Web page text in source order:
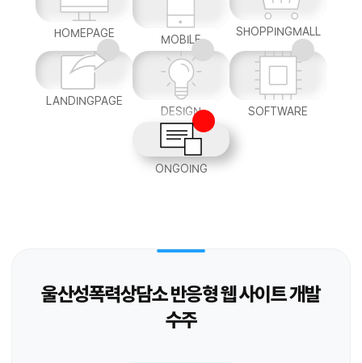
HOMEPAGE MOBILE
SHOPPINGMALL
LANDINGPAGE
DESIGN
SOFTWARE
ONGOING
울산성폭력상담소 반응형 웹 사이트 개발
수주